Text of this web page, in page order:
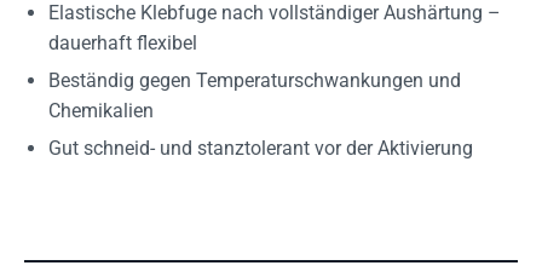
Elastische Klebfuge nach vollständiger Aushärtung –
dauerhaft flexibel
Beständig gegen Temperaturschwankungen und
Chemikalien
Gut schneid- und stanztolerant vor der Aktivierung